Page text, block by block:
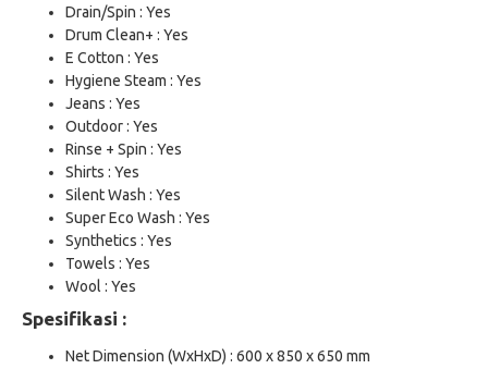
Drain/Spin : Yes
Drum Clean+ : Yes
E Cotton : Yes
Hygiene Steam : Yes
Jeans : Yes
Outdoor : Yes
Rinse + Spin : Yes
Shirts : Yes
Silent Wash : Yes
Super Eco Wash : Yes
Synthetics : Yes
Towels : Yes
Wool : Yes
Spesifikasi :
Net Dimension (WxHxD) : 600 x 850 x 650 mm